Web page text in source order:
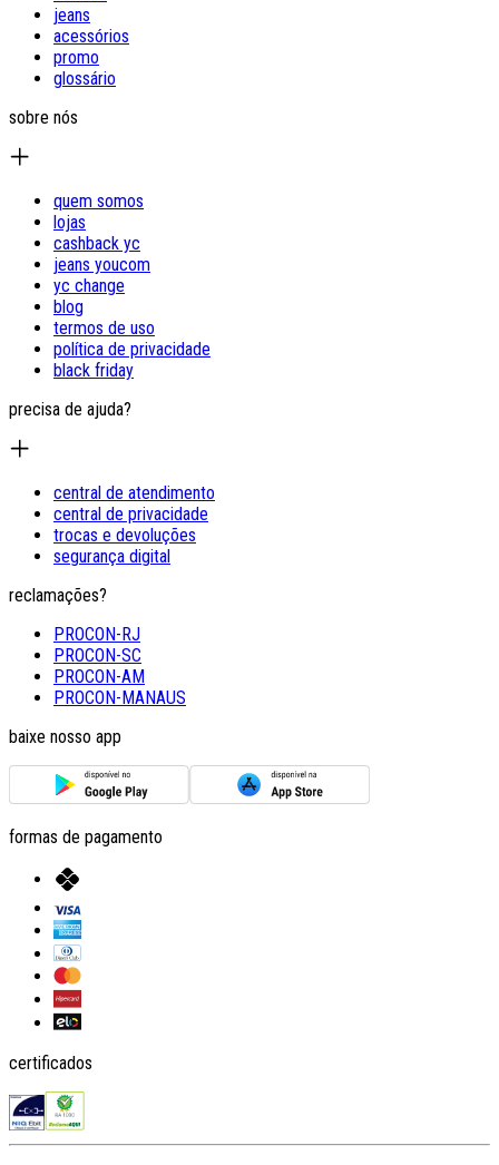
jeans
acessórios
promo
glossário
sobre nós
quem somos
lojas
cashback yc
jeans youcom
yc change
blog
termos de uso
política de privacidade
black friday
precisa de ajuda?
central de atendimento
central de privacidade
trocas e devoluções
segurança digital
reclamações?
PROCON-RJ
PROCON-SC
PROCON-AM
PROCON-MANAUS
baixe nosso app
formas de pagamento
certificados